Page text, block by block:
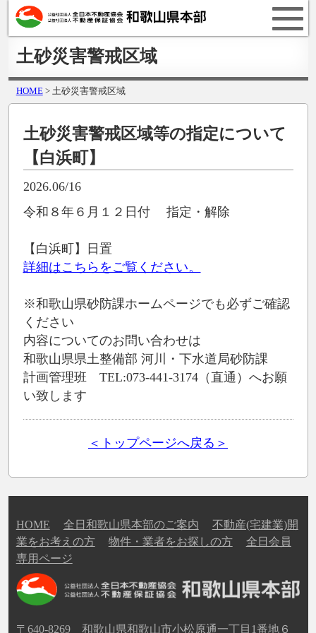
土砂災害警戒区域
HOME> 土砂災害警戒区域
土砂災害警戒区域等の指定について
【白浜町】
2026.06/16
令和８年６月１２日付 指定・解除
【白浜町】日置
詳細はこちらをご覧ください。
※和歌山県砂防課ホームページでも必ずご確認
ください
内容についてのお問い合わせは
和歌山県県土整備部 河川・下水道局砂防課
計画管理班 TEL:073-441-3174（直通）へお願
い致します
＜トップページへ戻る＞
HOME 全日和歌山県本部のご案内
不動産(宅建業)開
業をお考えの方
物件・業者をお探しの方
全日会員
専用ページ
〒640-8269 和歌山県和歌山市小松原通一丁目1番地６